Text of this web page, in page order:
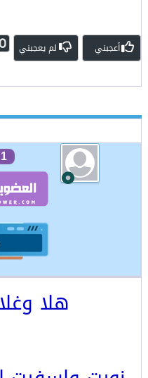
أعجبني لم يعجبني 0
هلا